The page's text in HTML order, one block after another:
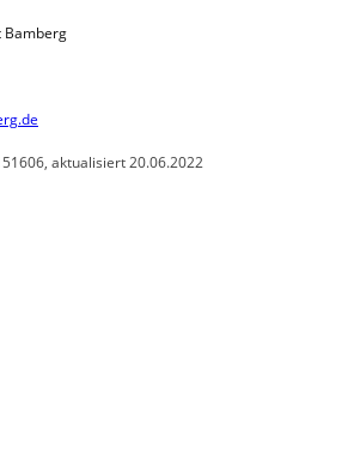
Bamberg
aktualisiert 20.06.2022